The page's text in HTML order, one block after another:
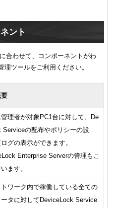
ント
合わせて、コンポーネントがわ
ツールをご利用ください。
理者が対象PC1台に対して、De
Serviceの配布やポリシーの設
グの表示ができます。
Enterprise Serverの管理もこ
ます。
ワーク内で稼働している全ての
ータに対してDeviceLock Service